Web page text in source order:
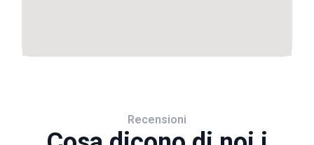
Recensioni